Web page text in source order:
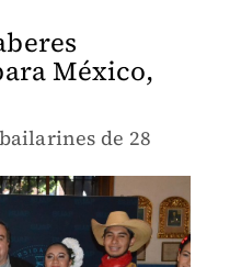
México,
de 28